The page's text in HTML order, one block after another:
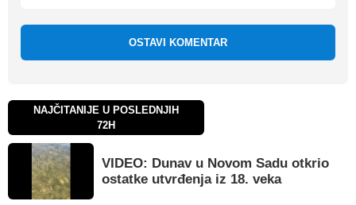
OSTAVI KOMENTAR
NAJČITANIJE U POSLEDNJIH
72H
VIDEO: Dunav u Novom Sadu otkrio
ostatke utvrđenja iz 18. veka